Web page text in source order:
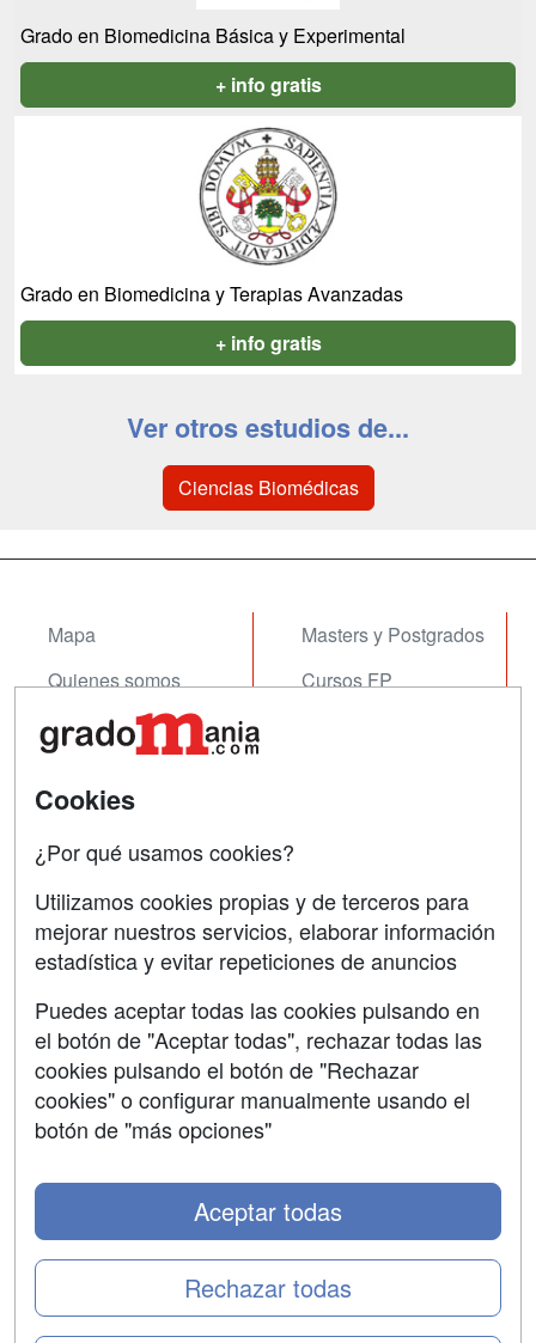
Grado en Biomedicina Básica y Experimental
+ info gratis
Grado en Biomedicina y Terapias Avanzadas
+ info gratis
Ver otros estudios de...
Ciencias Biomédicas
Mapa
Quienes somos
Tarifas publicidad
Acceso Centros
Masters y Postgrados
Cursos FP
Contactar
Confidencialidad
Aviso legal
Copyleft
Cookies
¿Por qué usamos cookies?
Utilizamos cookies propias y de terceros para
mejorar nuestros servicios, elaborar información
estadística y evitar repeticiones de anuncios
Puedes aceptar todas las cookies pulsando en
el botón de "Aceptar todas", rechazar todas las
cookies pulsando el botón de "Rechazar
cookies" o configurar manualmente usando el
botón de "más opciones"
Rechazar todas
Aceptar todas